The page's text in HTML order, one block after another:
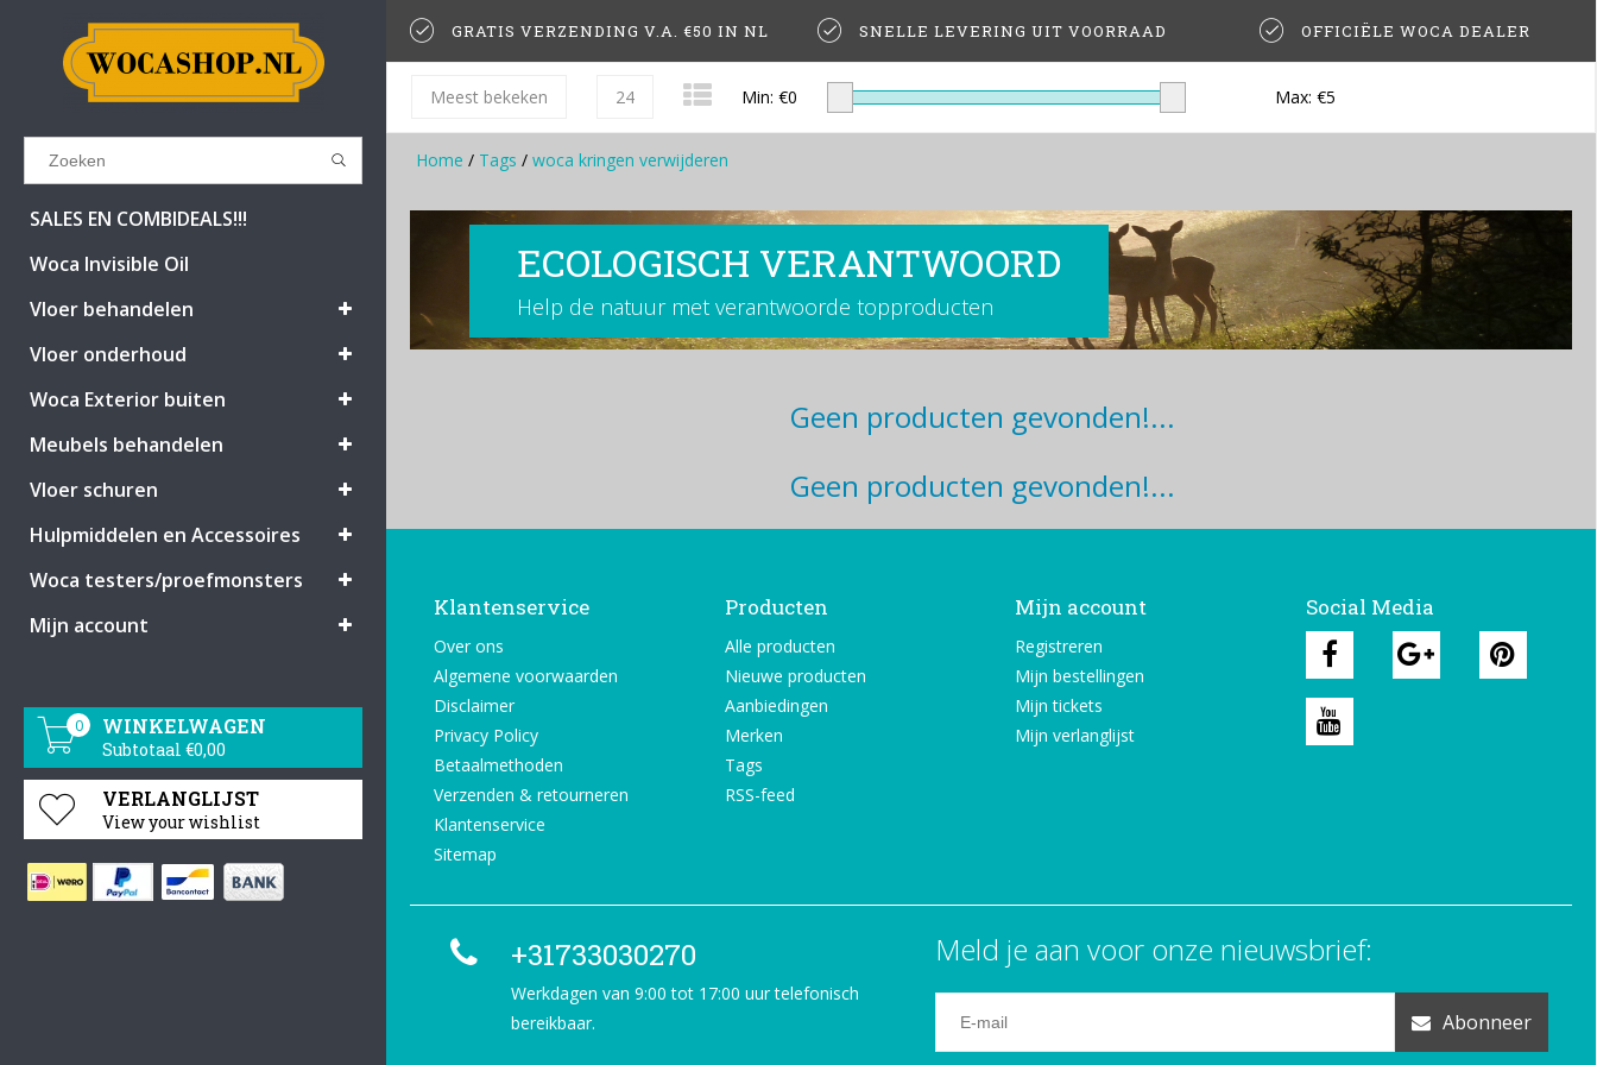
Results found
BEKIJK ALLE RESULTATEN
GA TERUG
SALES EN COMBIDEALS!!!
Woca Invisible Oil
Vloer behandelen
Vloer onderhoud
Woca Exterior buiten
Meubels behandelen
Vloer schuren
Hulpmiddelen en Accessoires
Woca testers/proefmonsters
Mijn account
0 WINKELWAGEN
Subtotaal €0,00
VERLANGLIJST
View your wishlist
GRATIS VERZENDING V.A. €50 IN NL SNELLE LEVERING UIT VOORRAAD OFFICIËLE WOCA DEALER
Meest bekeken 24 Min: €0 Max: €5
Home / Tags / woca kringen verwijderen
ECOLOGISCH VERANTWOORD
Help de natuur met verantwoorde topproducten
Geen producten gevonden!...
Geen producten gevonden!...
Klantenservice
Over ons
Algemene voorwaarden
Disclaimer
Privacy Policy
Betaalmethoden
Verzenden & retourneren
Klantenservice
Sitemap
Producten
Alle producten
Nieuwe producten
Aanbiedingen
Merken
Tags
RSS-feed
Mijn account
Registreren
Mijn bestellingen
Mijn tickets
Mijn verlanglijst
Social Media
+31733030270
Werkdagen van 9:00 tot 17:00 uur telefonisch
bereikbaar.
Meld je aan voor onze nieuwsbrief:
Abonneer